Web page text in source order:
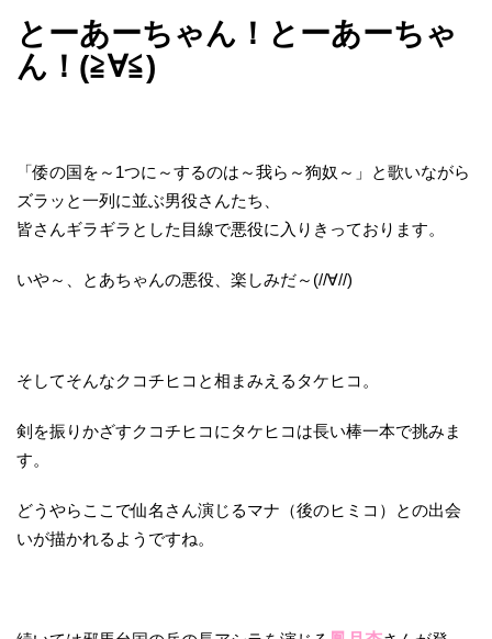
とーあーちゃん！とーあーちゃ
ん！(≧∀≦)
「倭の国を～1つに～するのは～我ら～狗奴～」と歌いながら
ズラッと一列に並ぶ男役さんたち、
皆さんギラギラとした目線で悪役に入りきっております。
いや～、とあちゃんの悪役、楽しみだ～(//∀//)
そしてそんなクコチヒコと相まみえるタケヒコ。
剣を振りかざすクコチヒコにタケヒコは長い棒一本で挑みま
す。
どうやらここで仙名さん演じるマナ（後のヒミコ）との出会
いが描かれるようですね。